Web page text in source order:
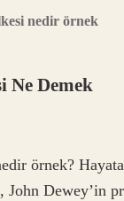
nedir örnek
Ne Demek
örnek? Hayata
John Dewey’in